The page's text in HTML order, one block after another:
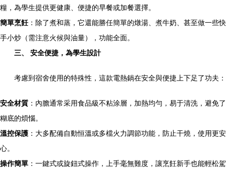
糧，為學生提供更健康、便捷的早餐或加餐選擇。
簡單烹飪 ：除了煮和蒸，它還能勝任簡單的燉湯、煮牛奶、甚至做一些快
手小炒（需注意火候與油量），功能全面。
三、 安全便捷，為學生設計
考慮到宿舍使用的特殊性，這款電熱鍋在安全與便捷上下足了功夫：
安全材質 ：內膽通常采用食品級不粘涂層，加熱均勻，易于清洗，避免了
糊底的煩惱。
溫控保護 ：大多配備自動恒溫或多檔火力調節功能，防止干燒，使用更安
心。
操作簡單 ：一鍵式或旋鈕式操作，上手毫無難度，讓烹飪新手也能輕松駕